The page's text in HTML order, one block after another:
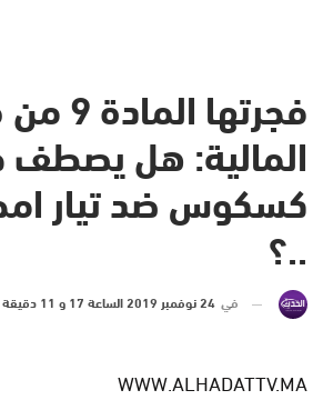
فجرتها
المالية: هل يصطف
كسكوس ضد تيار
..؟
في 24 نوفمبر 2019 الساعة 17 و 11 دقيقة
WWW.ALHADATTV.MA